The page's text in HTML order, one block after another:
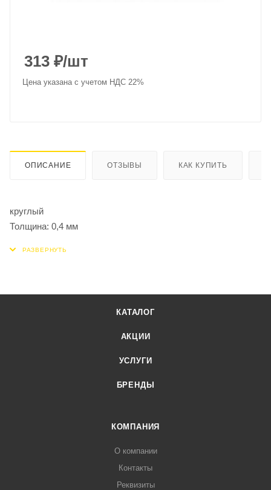
313 ₽/шт
Цена указана с учетом НДС 22%
ОПИСАНИЕ ОТЗЫВЫ КАК КУПИТЬ
круглый
Толщина: 0,4 мм
КАТАЛОГ
АКЦИИ
УСЛУГИ
БРЕНДЫ
КОМПАНИЯ
О компании
Контакты
Реквизиты